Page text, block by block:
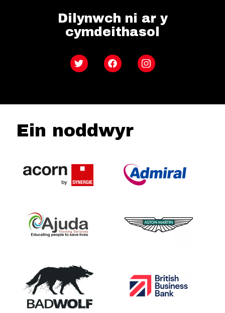
Dilynwch ni ar y
cymdeithasol
Twitter FacebookInstagram
Ein noddwyr